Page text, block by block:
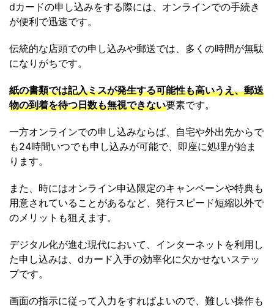
dカードの申し込みをする際には、オンラインでの手続き
が便利で迅速です。
伝統的な店頭での申し込みや郵送では、多くの時間が無駄
になりがちです。
紙の書類では記入ミスが発生する可能性も高いうえ、郵送
物の到着を待つ日数も無視できない要素です。
一方オンラインでの申し込みならば、自宅や外出先からで
も24時間いつでも申し込みが可能で、即座に処理が始ま
ります。
また、時にはオンライン申込限定のキャンペーンや特典も
用意されていることがあるなど、発行スピード短縮以外で
のメリットも狙えます。
デジタル化が進む現代において、インターネットを利用し
た申し込みは、dカード入手の効率化に欠かせないステッ
プです。
画面の指示に従って入力をすればよいので、難しい操作も